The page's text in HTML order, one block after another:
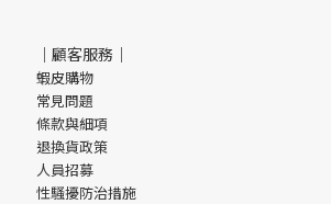
｜顧客服務｜
蝦皮購物
常見問題
條款與細項
退換貨政策
人員招募
性騷擾防治措施